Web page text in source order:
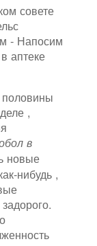
совете
- Напосим
аптеке
,
в
новые
нибудь ,